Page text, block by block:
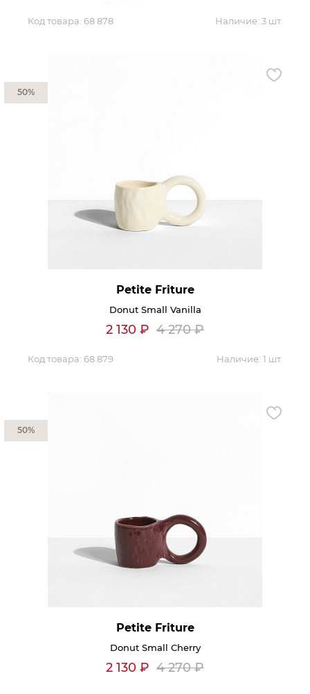
Код товара: 68 878 Наличие: 3 шт.
Petite Friture
Donut Small Vanilla
2 130 ₽ 4 270₽
Код товара: 68 879 Наличие: 1 шт.
50%
Petite Friture
Donut Small Cherry
2 130 ₽ 4 270₽
50%